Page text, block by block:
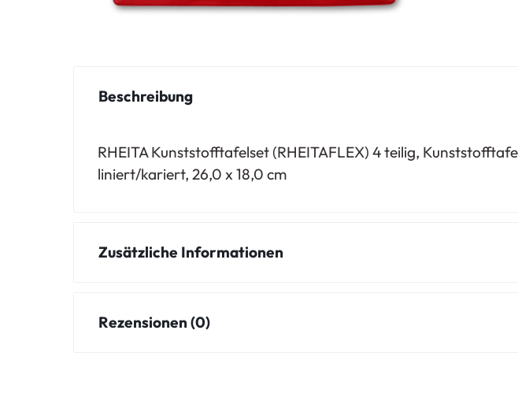
Beschreibung
RHEITA Kunststofftafelset (RHEITAFLEX) 4 teilig,
liniert/kariert, 26,0 x 18,0 cm
Zusätzliche Informationen
Rezensionen (0)